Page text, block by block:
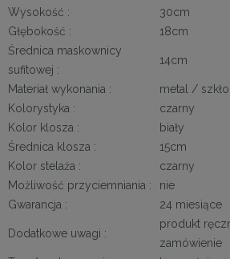
Wysokość :
30cm
Głębokość :
18cm
Średnica maskownicy
sufitowej :
14cm
Materiał wykonania :
metal / szkło
Kolorystyka :
czarny
Kolor klosza :
biały
Średnica klosza :
15cm
Kolor stelaża :
czarny
Możliwość przyciemniania :
nie
Gwarancja :
24 miesiące
Dodatkowe uwagi :
produkt
zamówienie